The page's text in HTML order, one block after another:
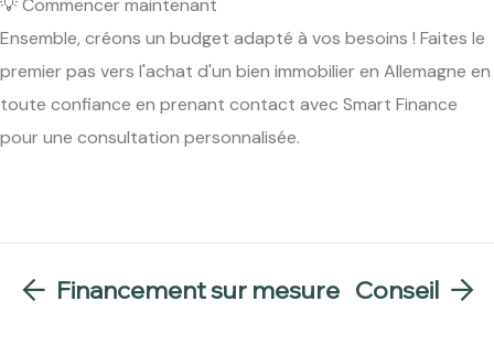
Ensemble, créons un budget adapté à vos besoins ! Faites le
premier pas vers l'achat d'un bien immobilier en Allemagne en
toute confiance en prenant contact avec Smart Finance
pour une consultation personnalisée.
Financement sur mesure Conseil